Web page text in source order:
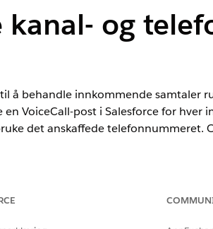
kanal- og
å behandle innkommende samtaler
VoiceCall-post i Salesforce for
det anskaffede telefonnummeret.
brukes til å overføre samtaler til